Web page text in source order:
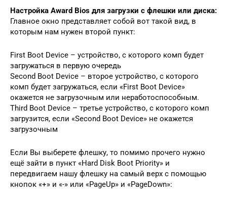
Настройка Award Bios для загрузки с флешки или диска:
Главное окно представляет собой вот такой вид, в
которым нам нужен второй пункт:
First Boot Device – устройство, с которого комп будет
загружаться в первую очередь
Second Boot Device – второе устройство, с которого
комп будет загружаться, если «First Boot Device»
окажется не загрузочным или неработоспособным.
Third Boot Device – третье устройство, с которого комп
загрузится, если «Second Boot Device» не окажется
загрузочным
Если Вы выберете флешку, то помимо прочего нужно
ещё зайти в пункт «Hard Disk Boot Priority» и
передвигаем нашу флешку на самый верх с помощью
кнопок «+» и «-» или «PageUp» и «PageDown»: